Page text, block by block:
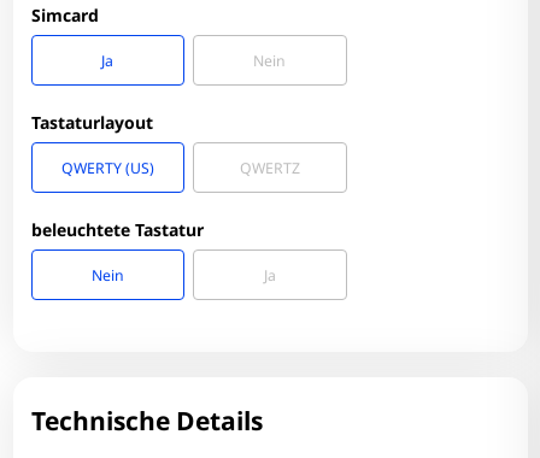
Simcard
Ja Nein
Tastaturlayout
QWERTY (US) QWERTZ
beleuchtete Tastatur
Nein Ja
Technische DetailsZum Zoomen tippen